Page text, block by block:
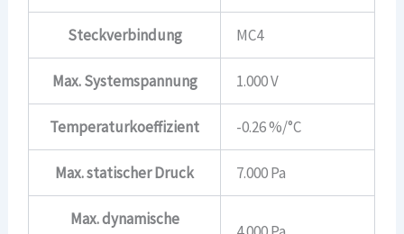
Steckverbindung MC4
Max. Systemspannung 1.000 V
Temperaturkoeffizient -0.26 %/°C
Max. statischer Druck 7.000 Pa
Max. dynamische